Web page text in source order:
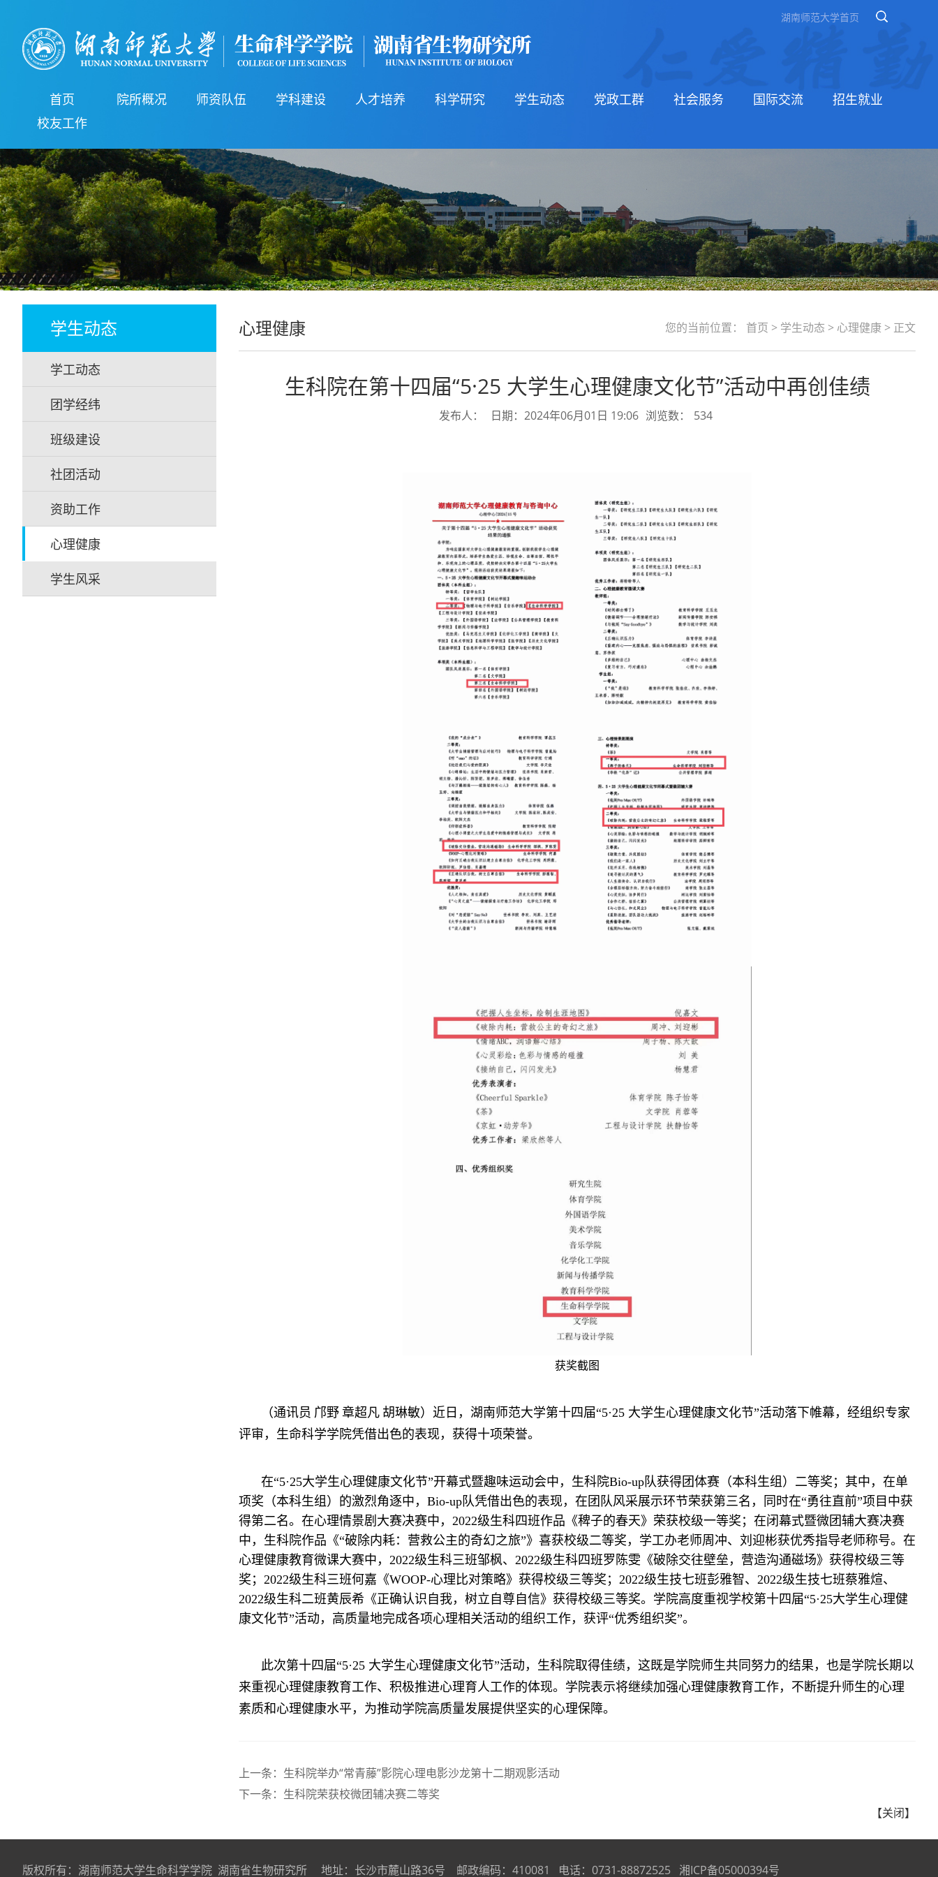
湖南师范大学首页
首页 院所概况 师资队伍 学科建设 人才培养 科学研究 学生动态 党政工群 社会服务 国际交流
招生就业
校友工作
学生动态
学工动态
团学经纬
班级建设
社团活动
资助工作
心理健康
学生风采
心理健康 您的当前位置： 首页 > 学生动态 > 心理健康 > 正文
生科院在第十四届“5·25 大学生心理健康文化节”活动中再创佳绩
发布人： 日期：2024年06月01日 19:06 浏览数： 534
获奖截图
（通讯员 邝野 章超凡 胡琳敏）近日，湖南师范大学第十四届“5·25 大学生心理健康文化节”活动落下帷幕，经组织专家
评审，生命科学学院凭借出色的表现，获得十项荣誉。
在“5·25大学生心理健康文化节”开幕式暨趣味运动会中，生科院Bio-up队获得团体赛（本科生组）二等奖；其中，在单
项奖（本科生组）的激烈角逐中，Bio-up队凭借出色的表现，在团队风采展示环节荣获第三名，同时在“勇往直前”项目中获
得第二名。在心理情景剧大赛决赛中，2022级生科四班作品《稗子的春天》荣获校级一等奖；在闭幕式暨微团辅大赛决赛
中，生科院作品《“破除内耗：营救公主的奇幻之旅”》喜获校级二等奖，学工办老师周冲、刘迎彬获优秀指导老师称号。在
心理健康教育微课大赛中，2022级生科三班邹枫、2022级生科四班罗陈雯《破除交往壁垒，营造沟通磁场》获得校级三等
奖；2022级生科三班何嘉《WOOP-心理比对策略》获得校级三等奖；2022级生技七班彭雅智、2022级生技七班蔡雅煊、
2022级生科二班黄辰希《正确认识自我，树立自尊自信》获得校级三等奖。学院高度重视学校第十四届“5·25大学生心理健
康文化节”活动，高质量地完成各项心理相关活动的组织工作，获评“优秀组织奖”。
此次第十四届“5·25 大学生心理健康文化节”活动，生科院取得佳绩，这既是学院师生共同努力的结果，也是学院长期以
来重视心理健康教育工作、积极推进心理育人工作的体现。学院表示将继续加强心理健康教育工作，不断提升师生的心理
素质和心理健康水平，为推动学院高质量发展提供坚实的心理保障。
上一条： 生科院举办“常青藤”影院心理电影沙龙第十二期观影活动
下一条： 生科院荣获校微团辅决赛二等奖
【关闭】
版权所有：湖南师范大学生命科学学院 湖南省生物研究所 地址：长沙市麓山路36号 邮政编码：410081 电话：0731-88872525 湘ICP备05000394号